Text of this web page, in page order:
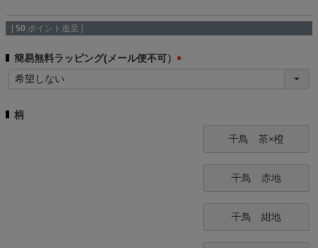
[ 50 ポイント進呈 ]
簡易無料ラッピング(メール便不可）
必
柄
千鳥 茶×橙
千鳥 赤地
千鳥 紺地